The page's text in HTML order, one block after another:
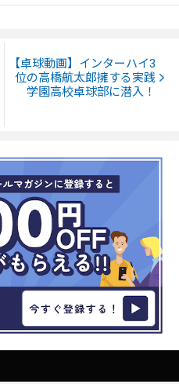
【卓球動画】インターハイ3
位の高橋航太郎擁する実践
学園高校卓球部に潜入！